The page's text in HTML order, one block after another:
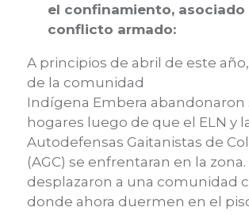
el confinamiento, asociado
conflicto armado:
A principios de abril de este año
de la comunidad
Indígena Embera abandonaron
hogares luego de que el ELN y
Autodefensas Gaitanistas de
(AGC) se enfrentaran en la zona.
desplazaron a una comunidad
donde ahora duermen en el